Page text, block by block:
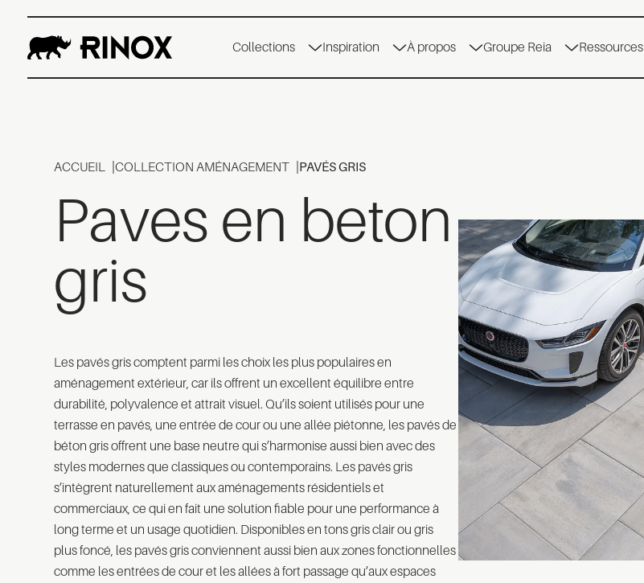
Collections Inspiration À propos Groupe Reia Ressources
ACCUEIL COLLECTION AMÉNAGEMENT PAVÉS GRIS
Paves en beton
gris
Les pavés gris comptent parmi les choix les plus populaires en
aménagement extérieur, car ils offrent un excellent équilibre entre
durabilité, polyvalence et attrait visuel. Qu’ils soient utilisés pour une
terrasse en pavés, une entrée de cour ou une allée piétonne, les pavés de
béton gris offrent une base neutre qui s’harmonise aussi bien avec des
styles modernes que classiques ou contemporains. Les pavés gris
s’intègrent naturellement aux aménagements résidentiels et
commerciaux, ce qui en fait une solution fiable pour une performance à
long terme et un usage quotidien. Disponibles en tons gris clair ou gris
plus foncé, les pavés gris conviennent aussi bien aux zones fonctionnelles
comme les entrées de cour et les allées à fort passage qu’aux espaces